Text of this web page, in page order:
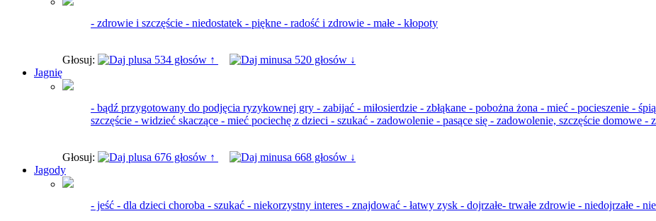
- zdrowie i szczęście - niedostatek - piękne - radość i zdrowie - małe - kłopoty
Głosuj: 534 głosów ↑
520 głosów ↓
Jagnię
- bądź przygotowany do podjęcia ryzykownej gry - zabijać - miłosierdzie - zbłąkane - pobożna żona - mieć - pocieszenie -
szczęście - widzieć skaczące - mieć pociechę z dzieci - szukać - zadowolenie - pasące się - zadowolenie, szczęście domowe -
Głosuj: 676 głosów ↑
668 głosów ↓
Jagody
- jeść - dla dzieci choroba - szukać - niekorzystny interes - znajdować - łatwy zysk - dojrzałe- trwałe zdrowie - niedojrzałe -